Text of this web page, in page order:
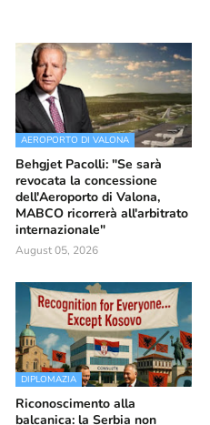
AEROPORTO DI VALONA
Behgjet Pacolli: "Se sarà
revocata la concessione
dell'Aeroporto di Valona,
MABCO ricorrerà all'arbitrato
internazionale"
August 05, 2026
DIPLOMAZIA
Riconoscimento alla
balcanica: la Serbia non